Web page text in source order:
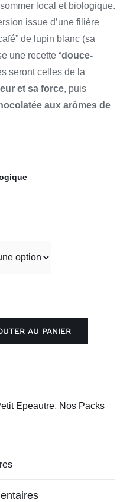
local et biologique.
issue d’une filière
de lupin blanc (sa
une recette “douce-
seront celles de la
et sa force, puis
aux arômes de
AU PANIER
Epeautre, Nos Packs